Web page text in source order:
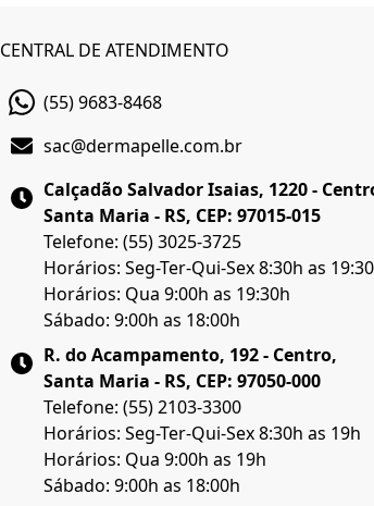
CENTRAL DE ATENDIMENTO
(55) 9683-8468
sac@dermapelle.com.br
Calçadão Salvador Isaias, 1220 -
Santa Maria - RS, CEP: 97015-015
Telefone: (55) 3025-3725
Horários: Seg-Ter-Qui-Sex 8:30h as
Horários: Qua 9:00h as 19:30h
Sábado: 9:00h as 18:00h
R. do Acampamento, 192 - Centro,
Santa Maria - RS, CEP: 97050-000
Telefone: (55) 2103-3300
Horários: Seg-Ter-Qui-Sex 8:30h as 19h
Horários: Qua 9:00h as 19h
Sábado: 9:00h as 18:00h